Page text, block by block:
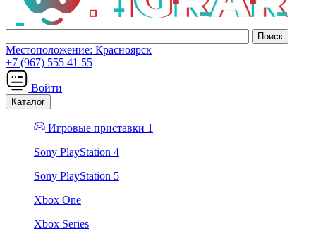
Местоположение: Красноярск
+7 (967) 555 41 55
Войти
Каталог
Игровые приставки 1
Sony PlayStation 4
Sony PlayStation 5
Xbox One
Xbox Series